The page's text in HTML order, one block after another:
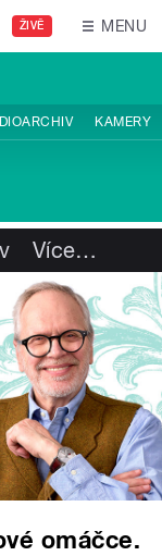
ŽIVĚ MENU
KAMERY
Více…
omáčce.